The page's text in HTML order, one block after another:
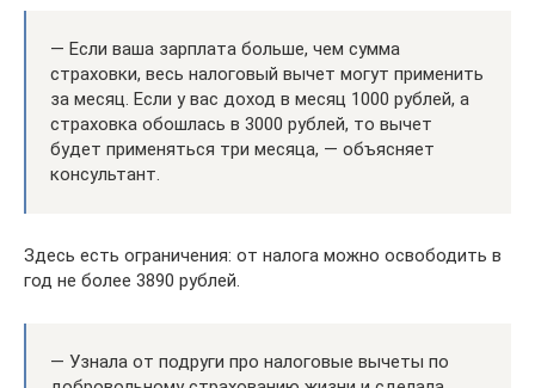
— Если ваша зарплата больше, чем сумма
страховки, весь налоговый вычет могут применить
за месяц. Если у вас доход в месяц 1000 рублей, а
страховка обошлась в 3000 рублей, то вычет
будет применяться три месяца, — объясняет
консультант.
Здесь есть ограничения: от налога можно освободить в
год не более 3890 рублей.
— Узнала от подруги про налоговые вычеты по